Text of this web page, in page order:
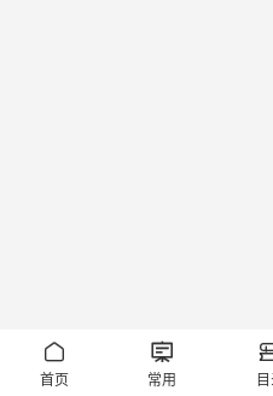

首页

常用